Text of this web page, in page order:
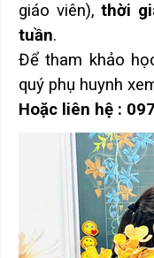
giáo viên),thời
tuần.
Để tham khảo
quý phụ huynh
Hoặc liên hệ :